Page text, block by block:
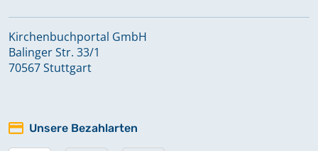
Kirchenbuchportal GmbH
Balinger Str. 33/1
70567 Stuttgart
Unsere Bezahlarten